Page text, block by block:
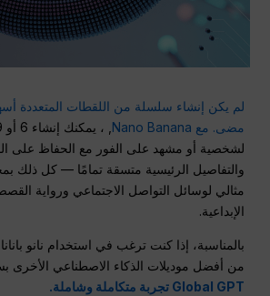
لم يكن إنشاء سلسلة من اللقطات المتعددة
مضى. مع Nano Banana
لشخصية أو مشهد على الفور مع الحفاظ على
والتفاصيل الرئيسية متسقة تمامًا — كل ذلك
مثالي لوسائل التواصل الاجتماعي ورواية
الإبداعية.
بالمناسبة، إذا كنت ترغب في استخدام نانو
من أفضل موديلات الذكاء الاصطناعي الأخرى
Global GPT تجربة متكاملة وشاملة.